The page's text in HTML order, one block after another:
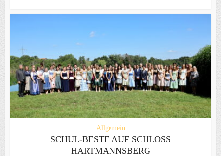
Allgemein
SCHUL-BESTE AUF SCHLOSS
HARTMANNSBERG